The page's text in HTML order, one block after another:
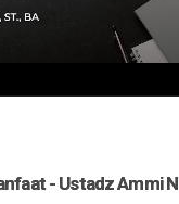
Ammi Nur Baits ST., BA.